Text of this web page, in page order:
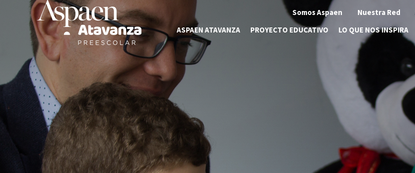
Somos Aspaen Nuestra Red
ASPAEN ATAVANZA
PROYECTO EDUCATIVO LO QUE NOS INSPIRA